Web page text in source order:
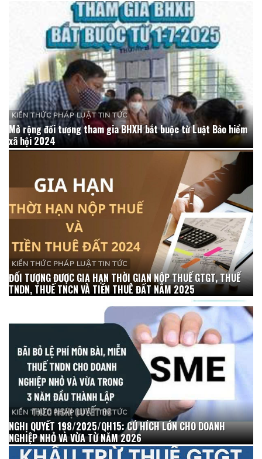
KIẾN THỨC PHÁP LUẬT TIN TỨC
Mở rộng đối tượng tham gia BHXH bắt buộc từ Luật Bảo hiểm
xã hội 2024
KIẾN THỨC PHÁP LUẬT TIN TỨC
ĐỐI TƯỢNG ĐƯỢC GIA HẠN THỜI GIAN NỘP THUẾ GTGT, THUẾ
TNDN, THUẾ TNCN VÀ TIỀN THUÊ ĐẤT NĂM 2025
KIẾN THỨC PHÁP LUẬT TIN TỨC
NGHỊ QUYẾT 198/2025/QH15: CÚ HÍCH LỚN CHO DOANH
NGHIỆP NHỎ VÀ VỪA TỪ NĂM 2026